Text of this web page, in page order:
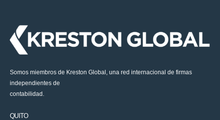
Somos miembros de Kreston Global, una red internacional de firmas
independientes de
contabilidad.
QUITO